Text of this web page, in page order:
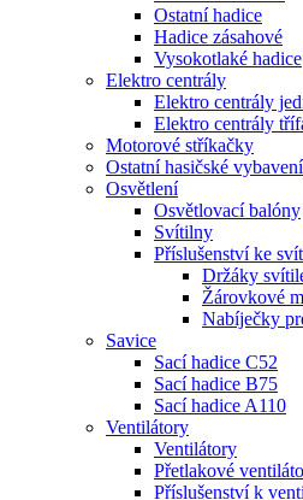
Ostatní hadice
Hadice zásahové
Vysokotlaké hadice
Elektro centrály
Elektro centrály
Elektro centrály
Motorové stříkačky
Ostatní hasičské vybavení
Osvětlení
Osvětlovací balóny
Svítilny
Příslušenství ke
Držáky
Žárovkové
Nabíječky
Savice
Sací hadice C52
Sací hadice B75
Sací hadice A110
Ventilátory
Ventilátory
Přetlakové
Příslušenství k